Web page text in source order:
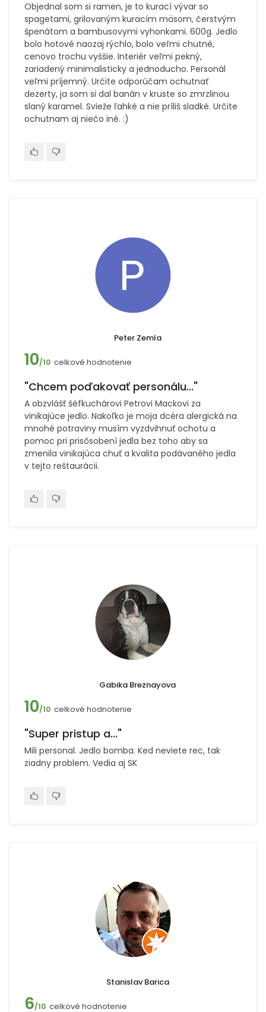
Objednal som si ramen, je to kurací vývar so
spagetami, grilovaným kuracím mäsom, čerstvým
špenátom a bambusovymi vyhonkami. 600g. Jedlo
bolo hotové naozaj rýchlo, bolo veľmi chutné,
cenovo trochu vyššie. Interiér veľmi pekný,
zariadený minimalisticky a jednoducho. Personál
veľmi príjemný. Určite odporúčam ochutnať
dezerty, ja som si dal banán v kruste so zmrzlinou
slaný karamel. Svieže ľahké a nie príliš sladké. Určite
ochutnam aj niečo iné. :)
Peter Zemla
10/10 celkové hodnotenie
"Chcem poďakovať personálu..."
A obzvlášť šéfkuchárovi Petrovi Mackovi za
vinikajùce jedlo. Nakoľko je moja dcéra alergická na
mnohé potraviny musím vyzdvihnuť ochotu a
pomoc pri prisôsobení jedla bez toho aby sa
zmenila vinikajúca chuť a kvalita podávaného jedla
v tejto reštaurácii.
Gabika Breznayova
10/10 celkové hodnotenie
"Super pristup a..."
Mili personal. Jedlo bomba. Ked neviete rec, tak
ziadny problem. Vedia aj SK
Stanislav Barica
6/10 celkové hodnotenie